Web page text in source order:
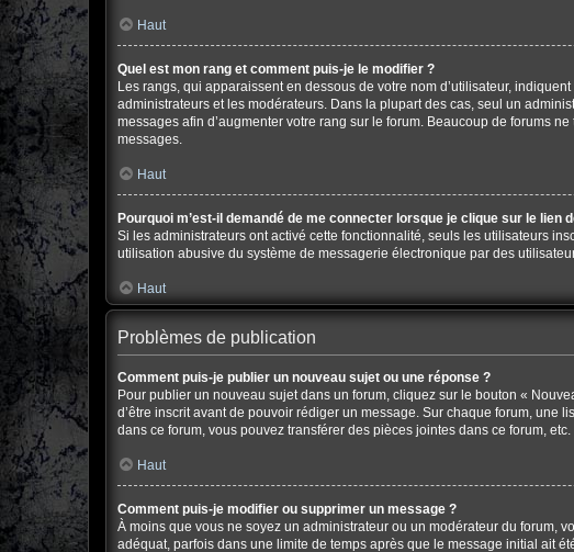
Haut
Quel est mon rang et comment puis-je le modifier ?
Les rangs, qui apparaissent en dessous de votre nom d’utilisateur,
administrateurs et les modérateurs. Dans la plupart des cas, seul un
messages afin d’augmenter votre rang sur le forum. Beaucoup de forums
messages.
Haut
Pourquoi m’est-il demandé de me connecter lorsque je clique sur le lien
Si les administrateurs ont activé cette fonctionnalité, seuls les utilisateurs
utilisation abusive du système de messagerie électronique par des
Haut
Problèmes de publication
Comment puis-je publier un nouveau sujet ou une réponse ?
Pour publier un nouveau sujet dans un forum, cliquez sur le bouton «
d’être inscrit avant de pouvoir rédiger un message. Sur chaque forum, une
dans ce forum, vous pouvez transférer des pièces jointes dans ce forum, etc.
Haut
Comment puis-je modifier ou supprimer un message ?
À moins que vous ne soyez un administrateur ou un modérateur du forum,
adéquat, parfois dans une limite de temps après que le message initial ait